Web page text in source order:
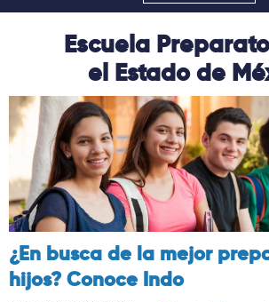
Escuela
el Estado de
¿En busca de la mejor
hijos? Conoce Indo